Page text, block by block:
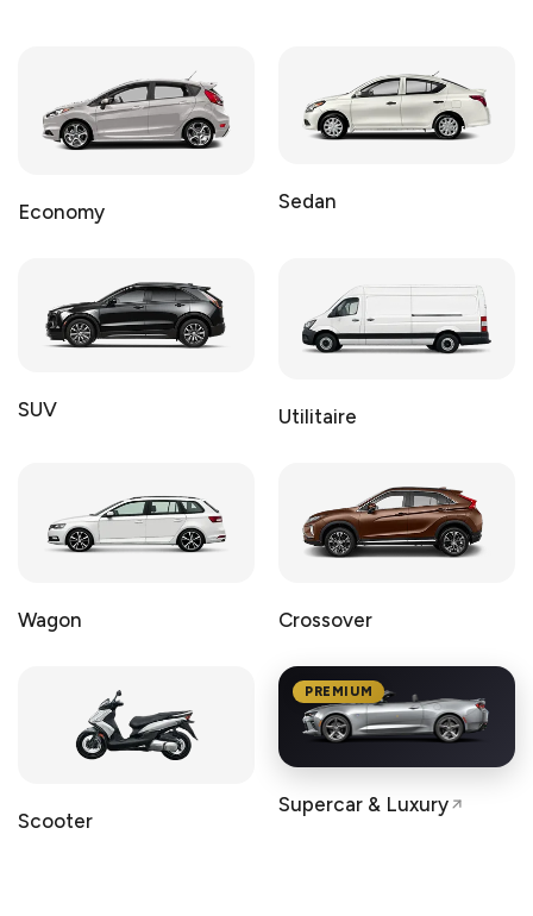
Economy Sedan
SUV Utilitaire
Wagon Crossover
Scooter
PREMIUM
Supercar & Luxury